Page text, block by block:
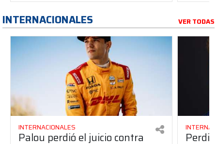
INTERNACIONALES VER TODAS
INTERNACIONALES
Palou perdió el juicio contra